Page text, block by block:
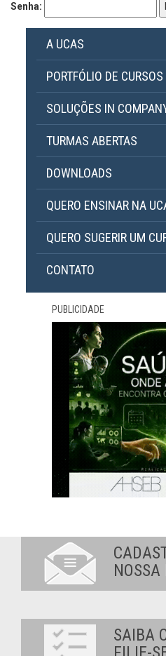
Senha:
A UCAS
PORTFÓLIO DE CURSOS
SOLUÇÕES IN
TURMAS ABERTAS
DOWNLOADS
QUERO ENSINAR NA
QUERO SUGERIR UM
CONTATO
PUBLICIDADE
NOSSA
SAIBA